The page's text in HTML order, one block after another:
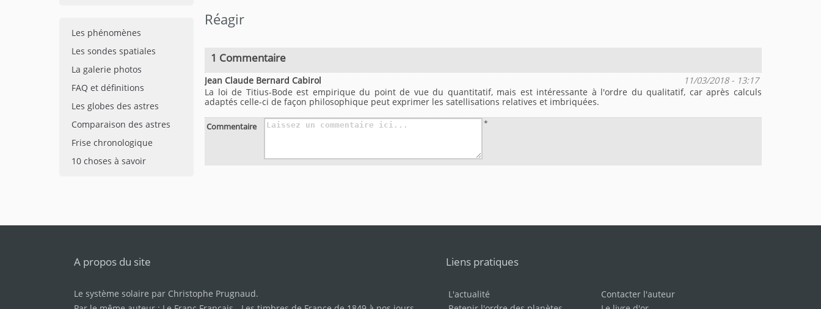
Les phénomènes
Les sondes spatiales
La galerie photos
FAQ et définitions
Les globes des astres
Comparaison des astres
Frise chronologique
10 choses à savoir
Réagir
1 Commentaire
Jean Claude Bernard Cabirol
11/03/2018 - 13:17
La loi de Titius-Bode est empirique du point de vue du quantitatif, mais est intéressante à l'ordre du qualitatif, car après calculs
adaptés celle-ci de façon philosophique peut exprimer les satellisations relatives et imbriquées.
Commentaire *
A propos du site
Le système solaire par Christophe Prugnaud.
Liens pratiques
L'actualité
Contacter l'auteur